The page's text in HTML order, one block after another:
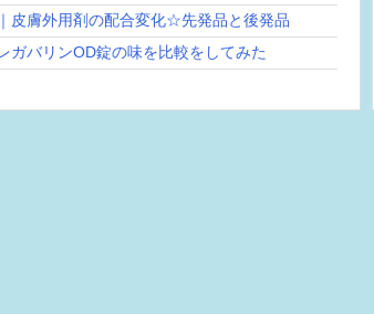
皮膚外用剤の配合変化☆先発品と後発品
ガバリンOD錠の味を比較をしてみた